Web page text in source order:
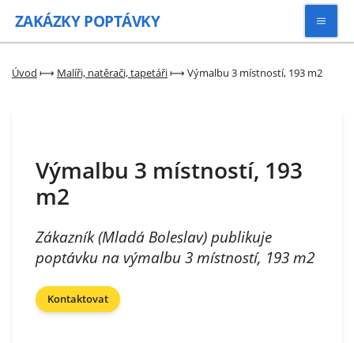
ZAKÁZKY POPTÁVKY
Vyhledávat
Kategorie
Úvod ⟼ Malíři, natěrači, tapetáři⟼ Výmalbu 3 místností, 193 m2
Výmalbu 3 místností, 193
m2
Zákazník (Mladá Boleslav) publikuje
poptávku na výmalbu 3 místností, 193 m2
Kontaktovat